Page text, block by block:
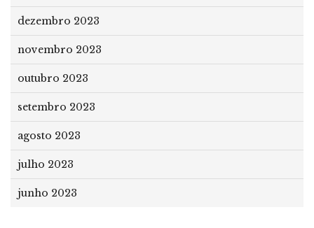
dezembro 2023
novembro 2023
outubro 2023
setembro 2023
agosto 2023
julho 2023
junho 2023